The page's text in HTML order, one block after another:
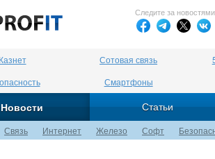
Следите за новостями
Казнет Сотовая связь
Смартфоны
Новости Статьи
Связь Интернет Железо Софт